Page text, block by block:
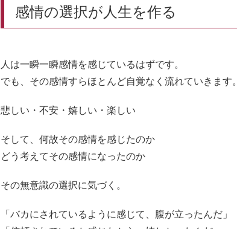
感情の選択が人生を作る
人は一瞬一瞬感情を感じているはずです。
でも、その感情すらほとんど自覚なく流れていきます。
悲しい・不安・嬉しい・楽しい
そして、何故その感情を感じたのか
どう考えてその感情になったのか
その無意識の選択に気づく。
「バカにされているように感じて、腹が立ったんだ」